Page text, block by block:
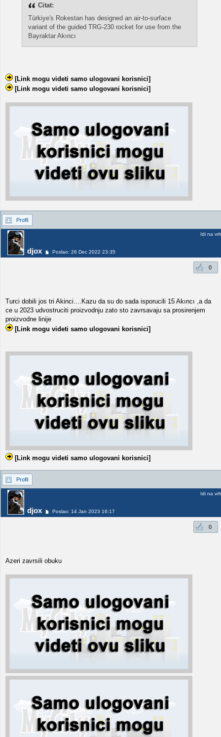
Citat:
Türkiye's Rokestan has designed an air-to-surface
variant of the guided TRG-230 rocket for use from the
Bayraktar Akıncı
[Link mogu videti samo ulogovani korisnici]
[Link mogu videti samo ulogovani korisnici]
Profil
djox Poslao: 26 Dec 2022 23:35
Idi na vrh
0
Turci dobili jos tri Akinci....Kazu da su do sada isporucili 15 Akıncı ,a da
ce u 2023 udvostruciti proizvodnju zato sto zavrsavaju sa prosirenjem
proizvodne linije
[Link mogu videti samo ulogovani korisnici]
[Link mogu videti samo ulogovani korisnici]
Profil
djox Poslao: 14 Jan 2023 16:17
Idi na vrh
0
Azeri zavrsili obuku